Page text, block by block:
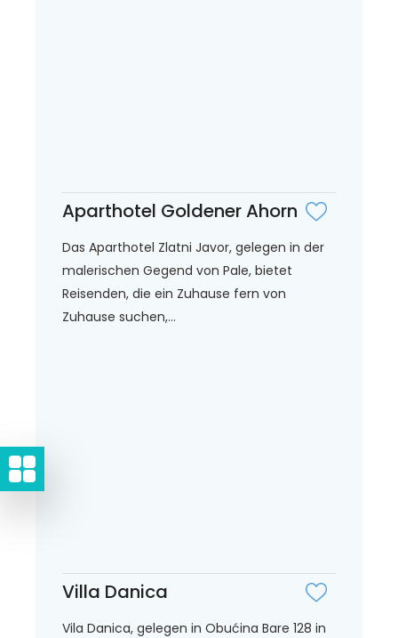
Aparthotel Goldener Ahorn
Das Aparthotel Zlatni Javor, gelegen in der
malerischen Gegend von Pale, bietet
Reisenden, die ein Zuhause fern von
Zuhause suchen,...
Villa Danica
Vila Danica, gelegen in Obućina Bare 128 in